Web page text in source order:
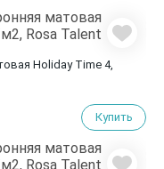
Holiday Time 4,
Купить